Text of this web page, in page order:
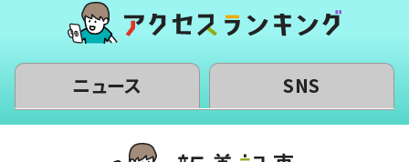
ニュース SNS